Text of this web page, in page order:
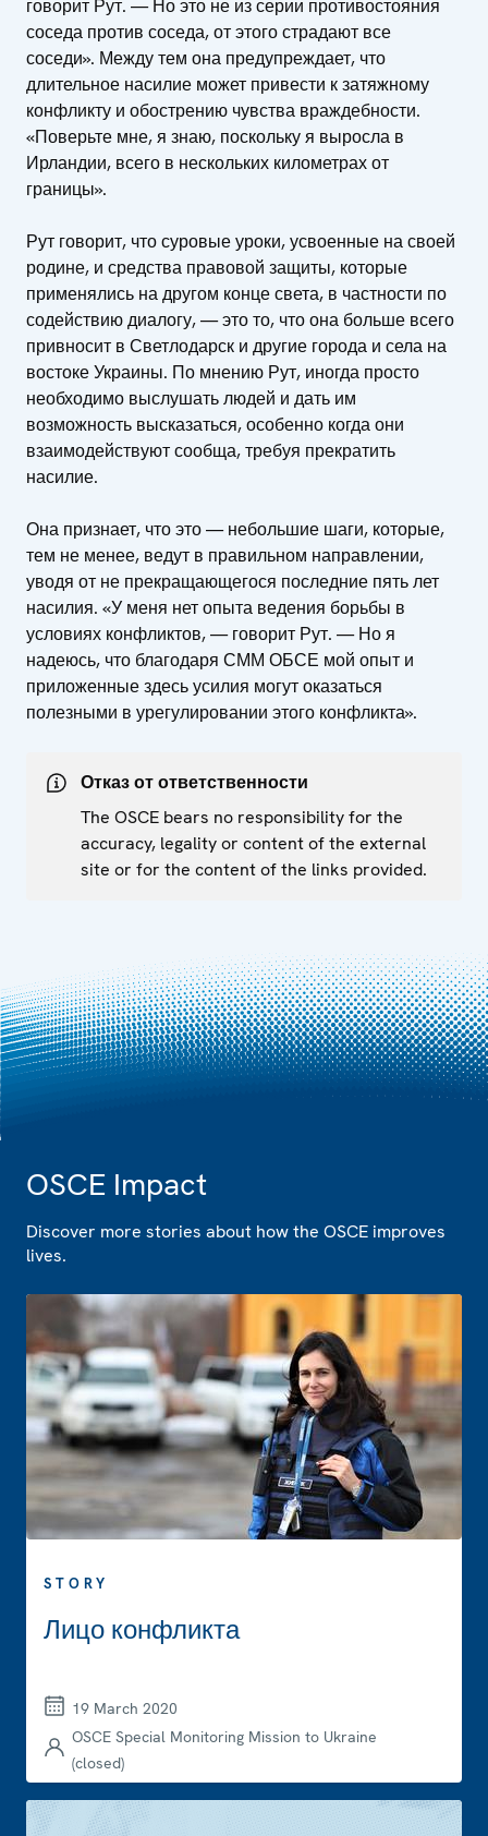
говорит Рут. — Но это не из серии противостояния
соседа против соседа, от этого страдают все
соседи». Между тем она предупреждает, что
длительное насилие может привести к затяжному
конфликту и обострению чувства враждебности.
«Поверьте мне, я знаю, поскольку я выросла в
Ирландии, всего в нескольких километрах от
границы».
Рут говорит, что суровые уроки, усвоенные на своей
родине, и средства правовой защиты, которые
применялись на другом конце света, в частности по
содействию диалогу, — это то, что она больше всего
привносит в Светлодарск и другие города и села на
востоке Украины. По мнению Рут, иногда просто
необходимо выслушать людей и дать им
возможность высказаться, особенно когда они
взаимодействуют сообща, требуя прекратить
насилие.
Она признает, что это — небольшие шаги, которые,
тем не менее, ведут в правильном направлении,
уводя от не прекращающегося последние пять лет
насилия. «У меня нет опыта ведения борьбы в
условиях конфликтов, — говорит Рут. — Но я
надеюсь, что благодаря СММ ОБСЕ мой опыт и
приложенные здесь усилия могут оказаться
полезными в урегулировании этого конфликта».
Отказ от ответственности
The OSCE bears no responsibility for the
accuracy, legality or content of the external
site or for the content of the links provided.
OSCE Impact
Discover more stories about how the OSCE improves
lives.
STORY
Лицо конфликта
19 March 2020
OSCE Special Monitoring Mission to Ukraine
(closed)